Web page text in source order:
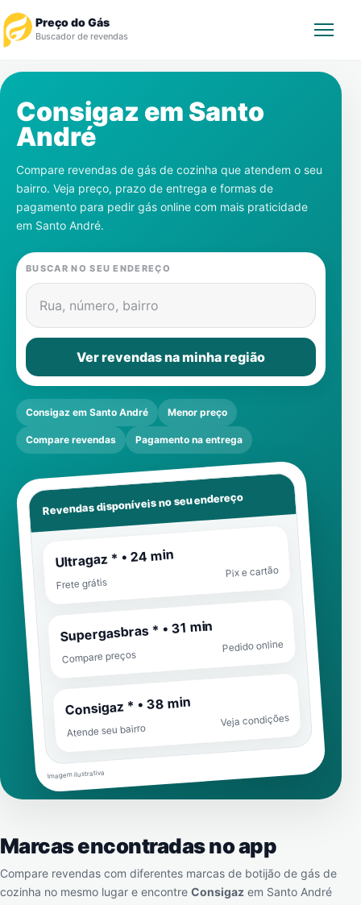
Preço do Gás
Buscador de revendas
Revendedor
Notícias
Cadastre-se
Gás
Contatos
Consigaz em Santo
André
Compare revendas de gás de cozinha que atendem o seu
bairro. Veja preço, prazo de entrega e formas de
pagamento para pedir gás online com mais praticidade
em Santo André.
BUSCAR NO SEU ENDEREÇO
Rua, número, bairro
Ver revendas na minha região
Consigaz em Santo André Menor preço
Compare revendas Pagamento na entrega
Revendas disponíveis no seu endereço
Ultragaz * • 24 min
Frete grátis
Pix e cartão
Supergasbras * • 31 min
Compare preços
Pedido online
Consigaz * • 38 min
Atende seu bairro
Veja condições
Imagem ilustrativa
Marcas encontradas no app
Compare revendas com diferentes marcas de botijão de gás de
cozinha no mesmo lugar e encontre Consigaz em Santo André